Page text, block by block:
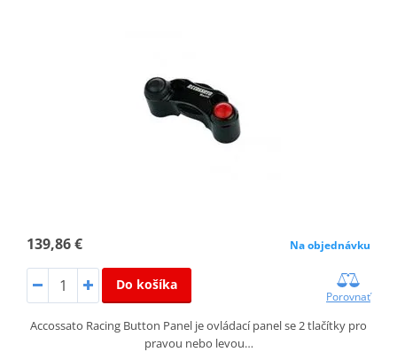
139,86 € Na objednávku
Do košíka
Porovnať
Accossato Racing Button Panel je ovládací panel se 2 tlačítky pro
pravou nebo levou…